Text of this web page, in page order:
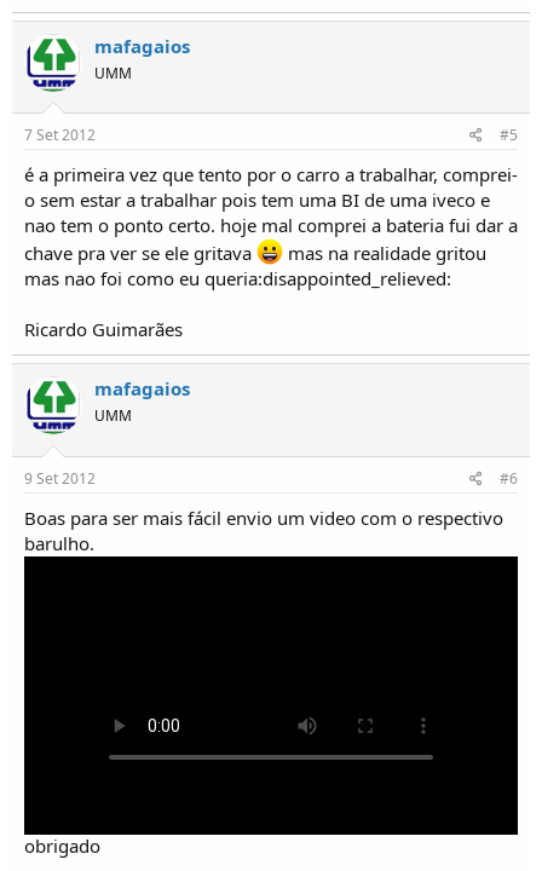
mafagaios
UMM
7 Set 2012 #5
é a primeira vez que tento por o carro a trabalhar, comprei-
o sem estar a trabalhar pois tem uma BI de uma iveco e
nao tem o ponto certo. hoje mal comprei a bateria fui dar a
chave pra ver se ele gritava
mas na realidade gritou
mas nao foi como eu queria:disappointed_relieved:
Ricardo Guimarães
mafagaios
UMM
9 Set 2012 #6
Boas para ser mais fácil envio um video com o respectivo
barulho.
obrigado